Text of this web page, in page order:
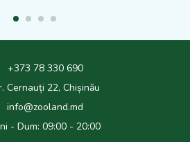
+373 78 330 690
Cernauți 22, Chișinău
info@zooland.md
- Dum: 09:00 - 20:00